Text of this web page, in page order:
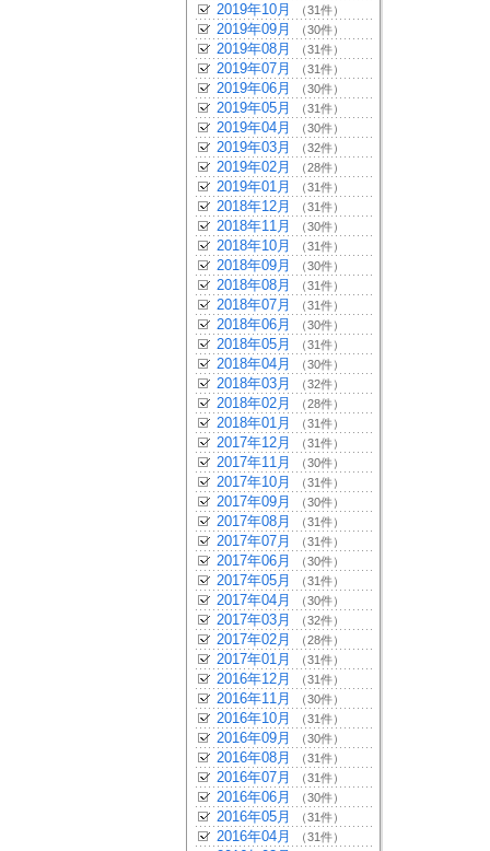
2019年10月 （31件）
2019年09月 （30件）
2019年08月 （31件）
2019年07月 （31件）
2019年06月 （30件）
2019年05月 （31件）
2019年04月 （30件）
2019年03月 （32件）
2019年02月 （28件）
2019年01月 （31件）
2018年12月 （31件）
2018年11月 （30件）
2018年10月 （31件）
2018年09月 （30件）
2018年08月 （31件）
2018年07月 （31件）
2018年06月 （30件）
2018年05月 （31件）
2018年04月 （30件）
2018年03月 （32件）
2018年02月 （28件）
2018年01月 （31件）
2017年12月 （31件）
2017年11月 （30件）
2017年10月 （31件）
2017年09月 （30件）
2017年08月 （31件）
2017年07月 （31件）
2017年06月 （30件）
2017年05月 （31件）
2017年04月 （30件）
2017年03月 （32件）
2017年02月 （28件）
2017年01月 （31件）
2016年12月 （31件）
2016年11月 （30件）
2016年10月 （31件）
2016年09月 （30件）
2016年08月 （31件）
2016年07月 （31件）
2016年06月 （30件）
2016年05月 （31件）
2016年04月 （31件）